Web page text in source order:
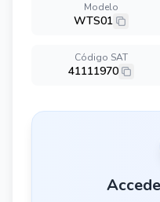
Modelo
WTS01
Código SAT
41111970